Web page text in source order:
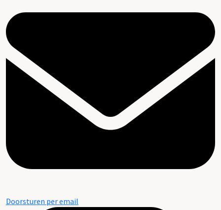
Doorsturen per email